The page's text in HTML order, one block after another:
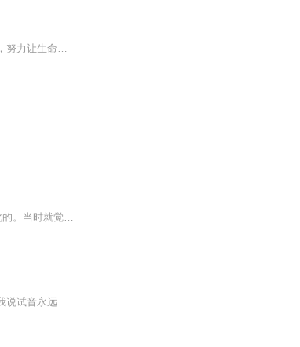
这是一个丰富多彩的世界，我们的人生也一样。每个人的人生都是不同的，所以，我们要做最好的自己，努力让生命发出光彩。每件事物在这个世界上都有它的位置，人，也是如此。也许你的外表并不出众，也许你没有敏捷的头脑，也许你没有惊人的智慧；但是，你依...
与初学者共勉…几个亲测最有效的训练跟着做，必有收获。。我的发音是在练习作品“奢望”时感受到变化的。当时就觉得口腔很空旷，发音很舒服，没有那种嗓子干巴巴的感觉了。。欢迎订阅，跟着有针对性练起来！!
大家好我是主播言玉儿本专辑是我的部分试音作品以此记录自己的有声成长之路有人说试音是一门玄学我说试音永远是一门遗憾的艺术